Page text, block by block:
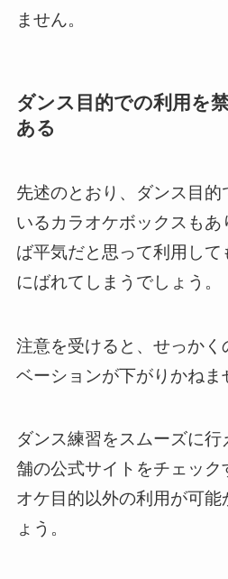
ません。
ダンス目的での利用を
ある
先述のとおり、ダンス目的
いるカラオケボックスも
ば平気だと思って利用して
にばれてしまうでしょう。
注意を受けると、せっかく
ベーションが下がりかねま
ダンス練習をスムーズに
舗の公式サイトをチェック
オケ目的以外の利用が可能
ょう。